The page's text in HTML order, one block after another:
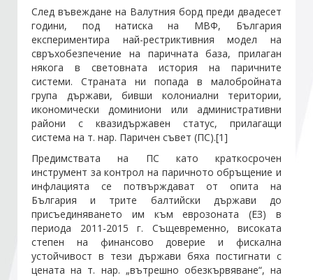
Стани член
Абонирайте се!
След въвеждане на Валутния борд преди двадесет
години, под натиска на МВФ, България
експериментира най-рестриктивния модел на
свръхобезпечение на паричната база, прилаган
някога в световната история на паричните
системи. Страната ни попада в малобройната
група държави, бивши колониални територии,
икономически доминиони или административни
райони с квазидържавен статус, прилагащи
система на т. нар. Паричен съвет (ПС).[1]
Предимствата на ПС като краткосрочен
инструмент за контрол на паричното обръщение и
инфлацията се потвърждават от опита на
България и трите балтийски държави до
присъединяването им към еврозоната (ЕЗ) в
периода 2011-2015 г.
Същевременно, високата
степен на финансово доверие и фискална
устойчивост в тези държави бяха постигнати с
цената на т. нар. „вътрешно обезкървяване“, на